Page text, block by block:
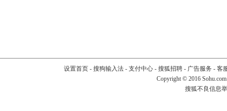
设置首页- 搜狗输入法- 支付中心- 搜狐招聘- 广告服务 - 客
Copyright © 2016
搜狐不良信息